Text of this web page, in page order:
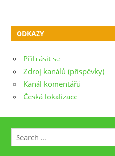
ODKAZY
Přihlásit se
Zdroj kanálů (příspěvky)
Kanál komentářů
Česká lokalizace